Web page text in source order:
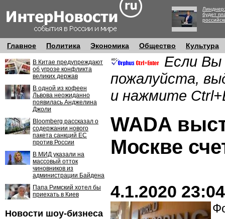
будет
Главное Политика Экономика Общество Культура
В Китае предупреждают
об угрозе конфликта
великих держав
В одной из кофеен
Львова неожиданно
появилась Анджелина
Джоли
Bloomberg рассказал о
содержании нового
пакета санкций ЕС
против России
В МИД указали на
массовый отток
чиновников из
администрации Байдена
Папа Римский хотел бы
приехать в Киев
Новости шоу-бизнеса
Если Вы
пожалуйста,
и нажмите
WADA
Москве
4.1.2020 23:04